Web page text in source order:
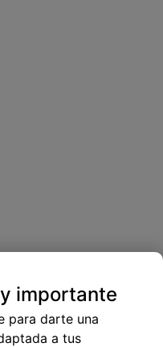
importante
para darte una
a tus